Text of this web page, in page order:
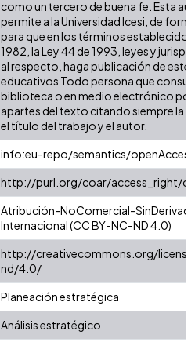
como un tercero de buena fe. Esta
permite a la Universidad Icesi, de
para que en los términos establecidos
1982, la Ley 44 de 1993, leyes y
al respecto, haga publicación de este
educativos Todo persona que
biblioteca o en medio electrónico
apartes del texto citando siempre la
el título del trabajo y el autor.
info:eu-repo/semantics/openAccess
http://purl.org/coar/access_right/
Atribución-NoComercial-
Internacional (CC BY-NC-ND 4.0)
http://creativecommons.org/
nd/4.0/
Planeación estratégica
Análisis estratégico